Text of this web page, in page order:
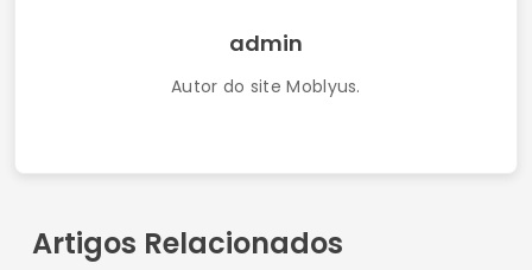
admin
Autor do site Moblyus.
Artigos Relacionados